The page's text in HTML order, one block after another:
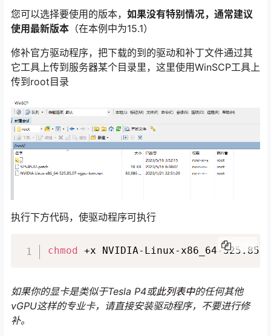
您可以选择要使用的版本， 如果没有特别情况，通常建议
使用最新版本 （在本例中为15.1）
修补官方驱动程序，把下载的到的驱动和补丁文件通过其
它工具上传到服务器某个目录里，这里使用WinSCP工具上
传到root目录
执行下方代码，使驱动程序可执行
chmod +x NVIDIA-Linux-x86_64- COPY
如果你的显卡是类似于Tesla P4或此列表中的任何其他
vGPU这样的专业卡，请直接安装驱动程序，不要进行修
补。